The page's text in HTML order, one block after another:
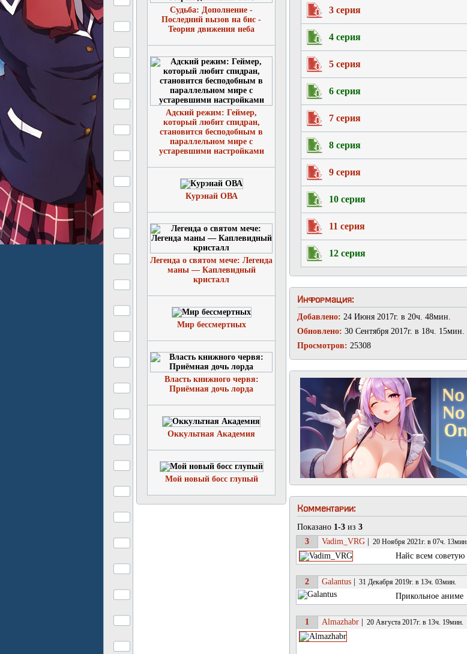
Судьба: Дополнение -
Последний вызов на бис -
Теория движения неба
Адский режим: Геймер,
который любит спидран,
становится бесподобным в
параллельном мире с
устаревшими настройками
Курэнай ОВА
Легенда о святом мече: Легенда
маны — Каплевидный
кристалл
Мир бессмертных
Власть книжного червя:
Приёмная дочь лорда
Оккультная Академия
Мой новый босс глупый
3 серия
4 серия
5 серия
6 серия
7 серия
8 серия
9 серия
10 серия
11 серия
12 серия
Информация:
Добавлено: 24 Июня 2017г. в 20ч. 48мин.
Обновлено: 30 Сентября 2017г. в 18ч. 15мин.
Просмотров: 25308
Комментарии:
Показано 1-3 из 3
3
Vadim_VRG 20 Ноября 2021г. в 07ч. 13мин.
Найс всем советую
2 Galantus 31 Декабря 2019г. в 13ч. 03мин.
Прикольное аниме
1 Almazhabr 20 Августа 2017г. в 13ч. 19мин.